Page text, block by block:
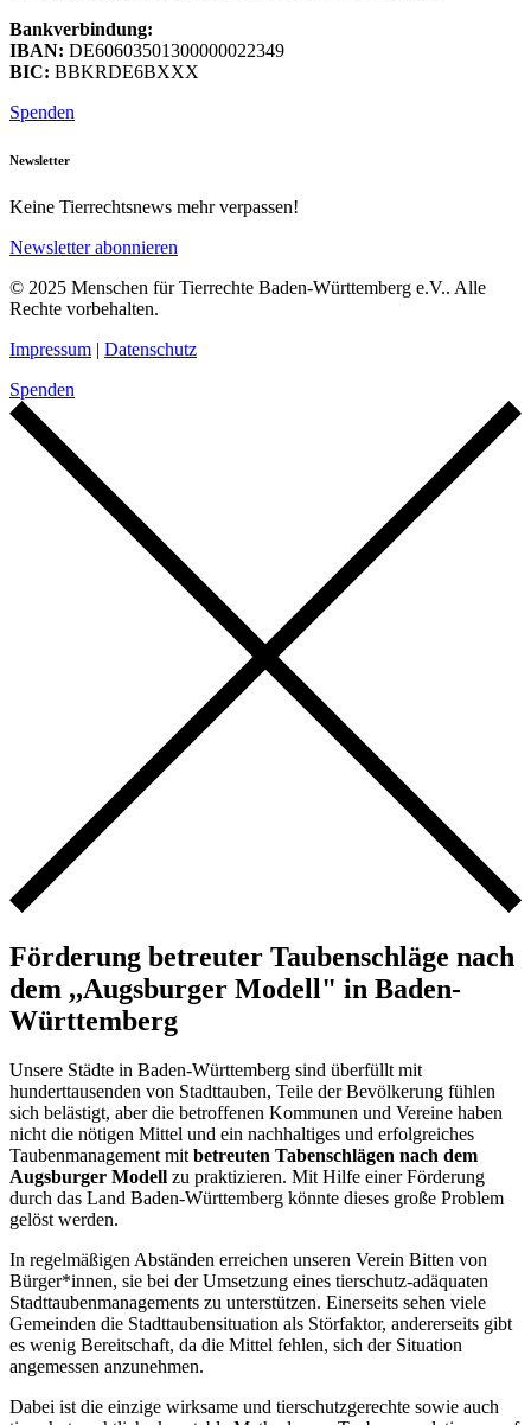
Bankverbindung:
IBAN: DE60603501300000022349
BIC: BBKRDE6BXXX
Spenden
Newsletter
Keine Tierrechtsnews mehr verpassen!
Newsletter abonnieren
© 2025 Menschen für Tierrechte Baden-Württemberg e.V.. Alle
Rechte vorbehalten.
Impressum | Datenschutz
Spenden
Förderung betreuter Taubenschläge nach
dem ,,Augsburger Modell" in Baden-
Württemberg
Unsere Städte in Baden-Württemberg sind überfüllt mit
hunderttausenden von Stadttauben, Teile der Bevölkerung fühlen
sich belästigt, aber die betroffenen Kommunen und Vereine haben
nicht die nötigen Mittel und ein nachhaltiges und erfolgreiches
Taubenmanagement mitbetreuten Tabenschlägen nach dem
Augsburger Modell zu praktizieren. Mit Hilfe einer Förderung
durch das Land Baden-Württemberg könnte dieses große Problem
gelöst werden.
In regelmäßigen Abständen erreichen unseren Verein Bitten von
Bürger*innen, sie bei der Umsetzung eines tierschutz-adäquaten
Stadttaubenmanagements zu unterstützen. Einerseits sehen viele
Gemeinden die Stadttaubensituation als Störfaktor, andererseits gibt
es wenig Bereitschaft, da die Mittel fehlen, sich der Situation
angemessen anzunehmen.
Dabei ist die einzige wirksame und tierschutzgerechte sowie auch